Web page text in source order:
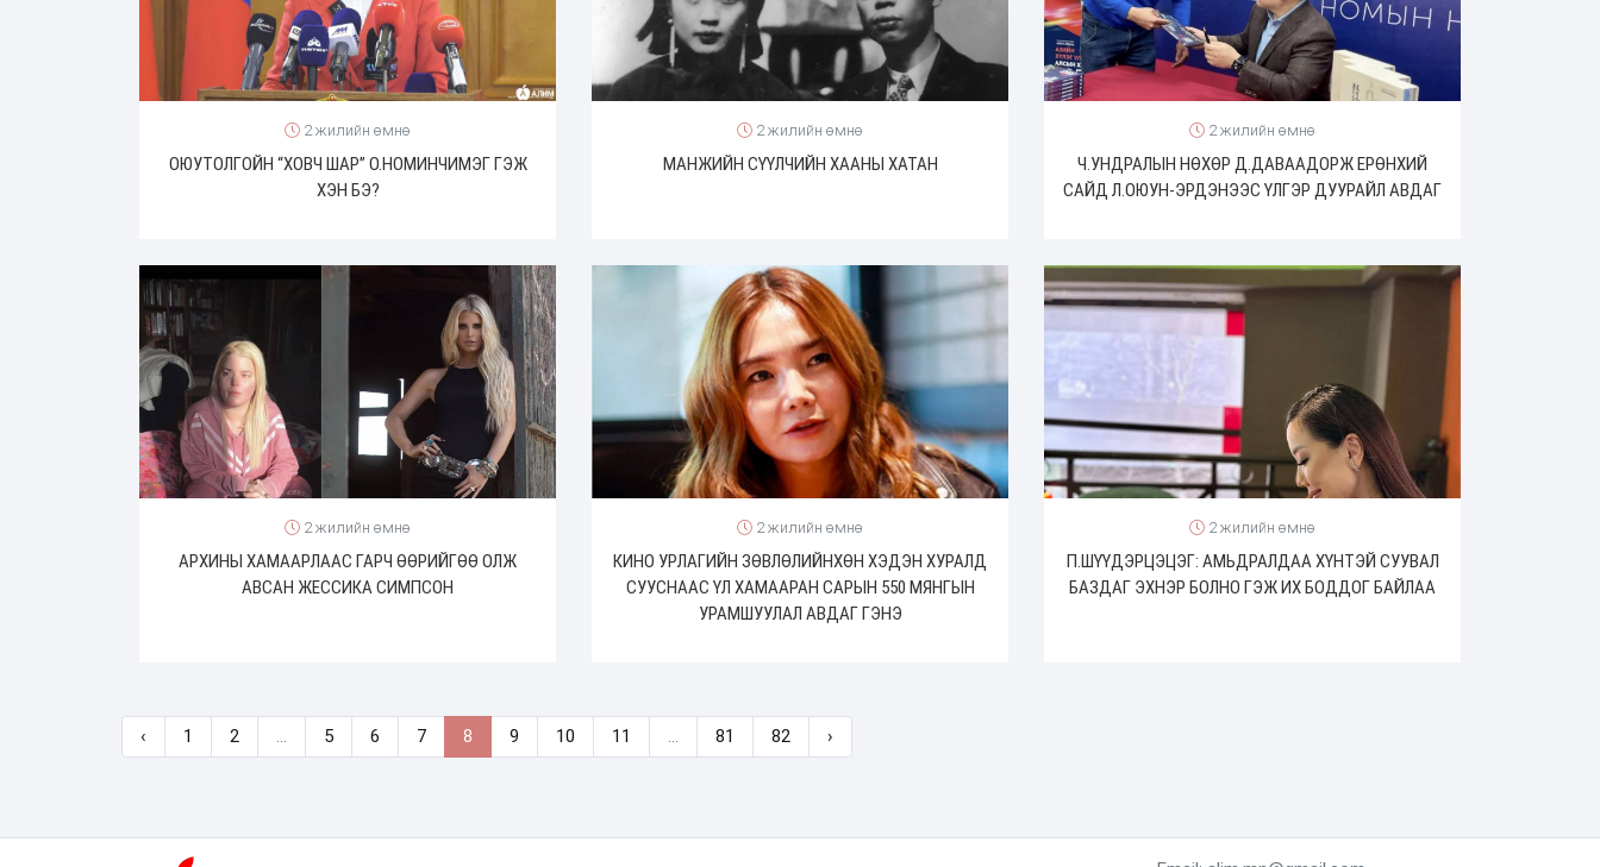
2 жилийн өмнө
ОЮУТОЛГОЙН “ХОВЧ ШАР” О.НОМИНЧИМЭГ ГЭЖ
ХЭН БЭ?
2 жилийн өмнө
МАНЖИЙН СҮҮЛЧИЙН ХААНЫ ХАТАН
2 жилийн өмнө
Ч.УНДРАЛЫН НӨХӨР Д.ДАВААДОРЖ ЕРӨНХИЙ
САЙД Л.ОЮУН-ЭРДЭНЭЭС ҮЛГЭР ДУУРАЙЛ АВДАГ
2 жилийн өмнө
АРХИНЫ ХАМААРЛААС ГАРЧ ӨӨРИЙГӨӨ ОЛЖ
АВСАН ЖЕССИКА СИМПСОН
2 жилийн өмнө
КИНО УРЛАГИЙН ЗӨВЛӨЛИЙНХӨН ХЭДЭН ХУРАЛД
СУУСНААС ҮЛ ХАМААРАН САРЫН 550 МЯНГЫН
УРАМШУУЛАЛ АВДАГ ГЭНЭ
2 жилийн өмнө
П.ШҮҮДЭРЦЭЦЭГ: АМЬДРАЛДАА ХҮНТЭЙ СУУВАЛ
БАЗДАГ ЭХНЭР БОЛНО ГЭЖ ИХ БОДДОГ БАЙЛАА
‹ 1 2 ... 5 6 7 8 9 10 11 ... 81 82 ›